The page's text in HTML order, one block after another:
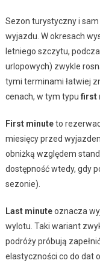
Sezon turystyczny i
wyjazdu. W okresach
letniego szczytu,
urlopowych) zwykle
tymi terminami łatwiej
cenach, w tym typu first
First minuteto
miesięcy przed
obniżką względem
dostępność wtedy, gdy
sezonie).
Last minuteoznacza
wylotu. Taki wariant
podróży próbują
elastyczności co do dat